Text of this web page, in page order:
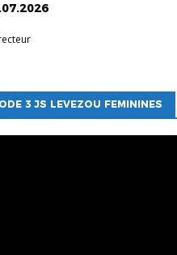
3 JS LEVEZOU FEMININES